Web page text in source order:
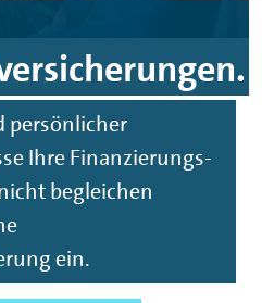
persönlicher
Ihre Finanzierungs-
begleichen
ein.